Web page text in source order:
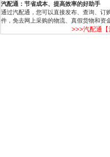
汽配通：节省成本、提高效率的好助手
通过汽配通，您可以直接发布、查询、订
件，免去网上采购的物流、真假货物和资
>>>汽配通【